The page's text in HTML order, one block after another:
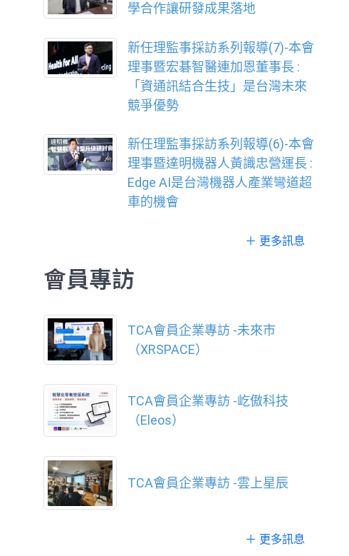
學合作讓研發成果落地
新任理監事採訪系列報導(7)-本會
理事暨宏碁智醫連加恩董事長 :
「資通訊結合生技」是台灣未來
競爭優勢
新任理監事採訪系列報導(6)-本會
理事暨達明機器人黃識忠營運長 :
Edge AI是台灣機器人產業彎道超
車的機會
＋ 更多訊息
會員專訪
TCA會員企業專訪 -未來市
（XRSPACE）
TCA會員企業專訪 -屹傲科技
（Eleos）
TCA會員企業專訪 -雲上星辰
＋ 更多訊息